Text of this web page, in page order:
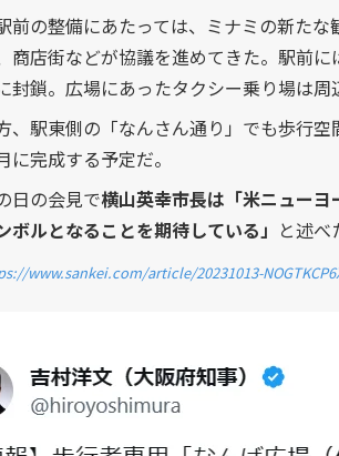
前の整備にあたっては、ミナミの新た
商店街などが協議を進めてきた。駅前
封鎖。広場にあったタクシー乗り場は周
、駅東側の「なんさん通り」でも歩行
に完成する予定だ。
日の会見で横山英幸市長は「米ニュー
ボルとなることを期待している」 と述べ
www.sankei.com/article/20231013-